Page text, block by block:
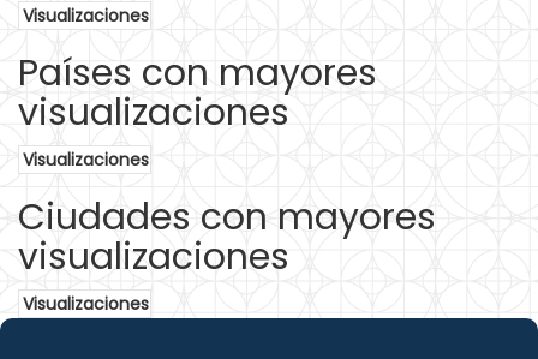
Visualizaciones
Países con mayores
visualizaciones
Visualizaciones
Ciudades con mayores
visualizaciones
Visualizaciones